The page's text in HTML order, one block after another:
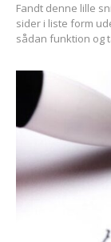
Fandt denne lille
sider i liste form
sådan funktion og